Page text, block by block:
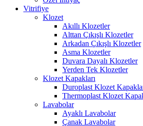
Vitrifiye
Klozet
Akıllı Klozetler
Alttan Çıkışlı Klozetler
Arkadan Çıkışlı Klozetler
Asma Klozetler
Duvara Dayalı Klozetler
Yerden Tek Klozetler
Klozet Kapakları
Duroplast Klozet
Thermoplast Klozet
Lavabolar
Ayaklı Lavabolar
Çanak Lavabolar